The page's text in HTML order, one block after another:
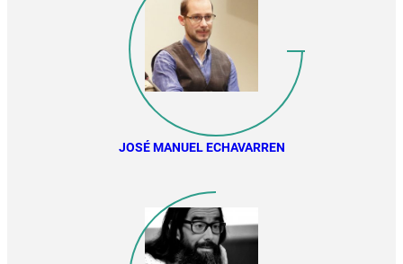
JOSÉ MANUEL ECHAVARREN